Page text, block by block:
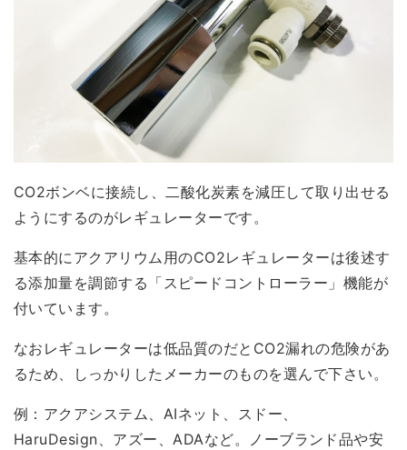
CO2ボンベに接続し、二酸化炭素を減圧して取り出せる
ようにするのがレギュレーターです。
基本的にアクアリウム用のCO2レギュレーターは後述す
る添加量を調節する「スピードコントローラー」機能が
付いています。
なおレギュレーターは低品質のだとCO2漏れの危険があ
るため、
しっかりしたメーカーのものを選んで下さい。
例：アクアシステム、AIネット、スドー、
HaruDesign、アズー、ADAなど。
ノーブランド品や安